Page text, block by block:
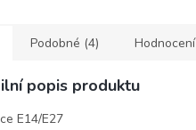
Podobné (4) Hodnocení
popis produktu
E14/E27